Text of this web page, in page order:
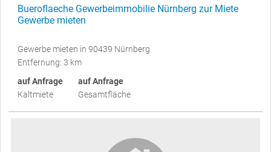
Bueroflaeche Gewerbeimmobilie Nürnberg zur Miete
Gewerbe mieten
Gewerbe mieten in 90439 Nürnberg
Entfernung: 3 km
auf Anfrage
Kaltmiete
auf Anfrage
Gesamtfläche